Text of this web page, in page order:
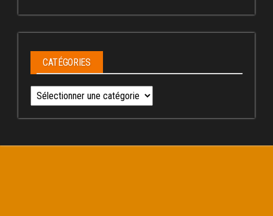
CATÉGORIES
Catégories